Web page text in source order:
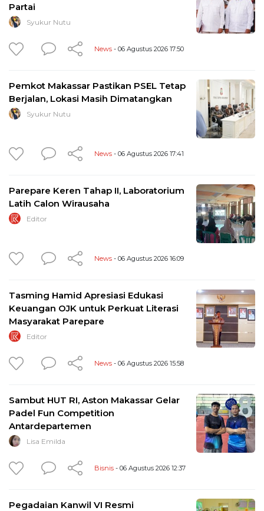
Partai
Syukur Nutu
News - 06 Agustus 2026 17:50
Pemkot Makassar Pastikan PSEL Tetap
Berjalan, Lokasi Masih Dimatangkan
Syukur Nutu
News - 06 Agustus 2026 17:41
Parepare Keren Tahap II, Laboratorium
Latih Calon Wirausaha
Editor
News - 06 Agustus 2026 16:09
Tasming Hamid Apresiasi Edukasi
Keuangan OJK untuk Perkuat Literasi
Masyarakat Parepare
Editor
News - 06 Agustus 2026 15:58
Sambut HUT RI, Aston Makassar Gelar
Padel Fun Competition
Antardepartemen
Lisa Emilda
Bisnis - 06 Agustus 2026 12:37
Pegadaian Kanwil VI Resmi